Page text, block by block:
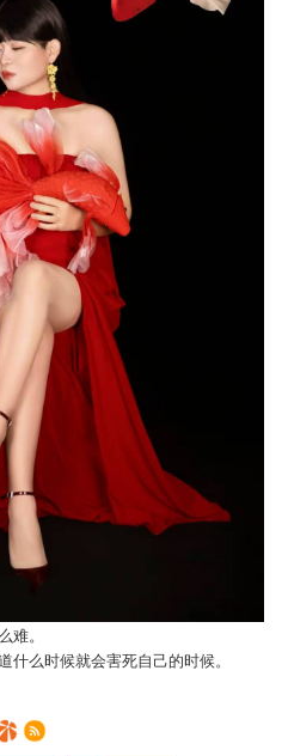
。
么时候就会害死自己的时候。